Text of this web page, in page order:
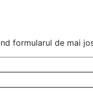
formularul de mai